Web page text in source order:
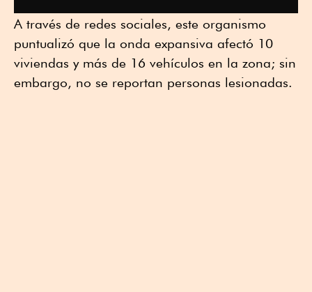
A través de redes sociales, este organismo
puntualizó que la onda expansiva afectó 10
viviendas y más de 16 vehículos en la zona; sin
embargo, no se reportan personas lesionadas.